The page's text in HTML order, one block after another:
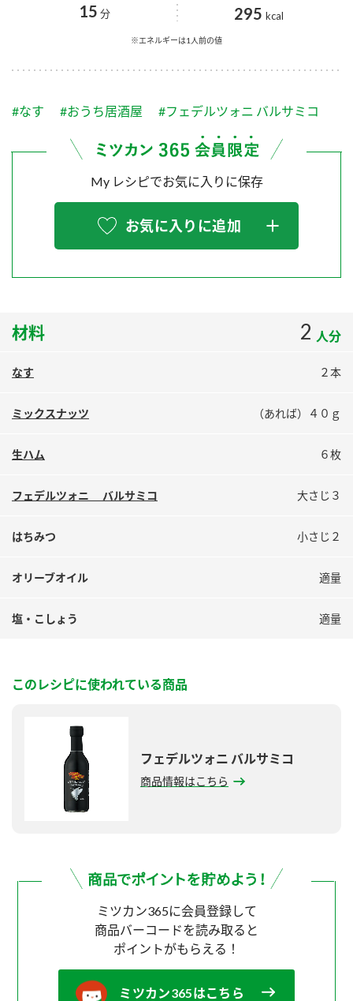
スープ 中華
ふりかけ おすしの素
炊き込みご飯の素 米飯用調味液
かおりの蔵
つゆ
納豆のサイト
スペシャルサイト
すしラボ
鍋奉行マニュアル
人気商品 ＋ おすすめレシピ
企業理念
ミツカンを知る
水の文化センター（アーカイブ）
ZENB initiative
MIM（ミツカンミュージアム）
お客様相談センター
お客様の声をいかしました
販売終了製品のご案内
よくあるご質問
ミツカン公式通販
業務用サイト 製造所固有記号一覧
15 分 295 kcal
※エネルギーは1人前の値
#なす #おうち居酒屋 #フェデルツォニ バルサミコ
My レシピでお気に入りに保存
お気に入りに追加
材料 2 人分
なす ２本
ミックスナッツ （あれば）４０ｇ
生ハム ６枚
フェデルツォニ バルサミコ 大さじ３
はちみつ 小さじ２
オリーブオイル 適量
塩・こしょう 適量
このレシピに使われている商品
フェデルツォニ バルサミコ
商品情報はこちら
ミツカン365に会員登録して
商品バーコードを読み取ると
ポイントがもらえる！
ミツカン365はこちら